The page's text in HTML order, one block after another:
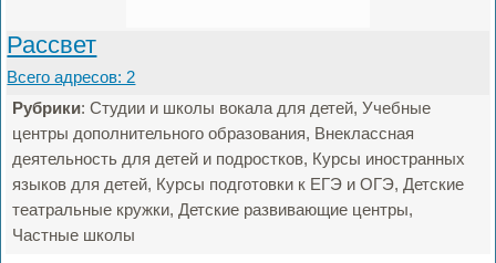
Рассвет
Всего адресов: 2
Рубрики: Студии и школы вокала для детей, Учебные
центры дополнительного образования, Внеклассная
деятельность для детей и подростков, Курсы иностранных
языков для детей, Курсы подготовки к ЕГЭ и ОГЭ, Детские
театральные кружки, Детские развивающие центры,
Частные школы